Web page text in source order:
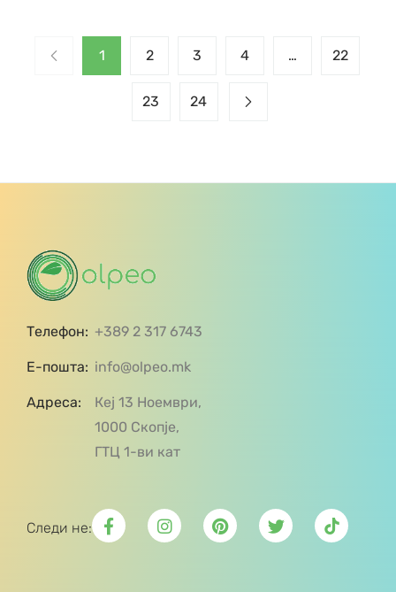
1 2 3 4 … 22
23 24
Телефон: +389 2 317 6743
Е-пошта: info@olpeo.mk
Адреса:
Кеј 13 Ноември,
1000 Скопје,
ГТЦ 1-ви кат
Следи не: